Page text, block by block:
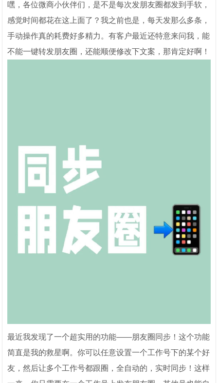
嘿，各位微商小伙伴们，是不是每次发朋友圈都发到手软，
感觉时间都花在这上面了？我之前也是，每天发那么多条，
手动操作真的耗费好多精力。有客户最近还特意来问我，能
不能一键转发朋友圈，还能顺便修改下文案，那肯定好啊！
最近我发现了一个超实用的功能——朋友圈同步！这个功能
简直是我的救星啊。你可以任意设置一个工作号下的某个好
友，然后让多个工作号都跟圈，全自动的，实时同步！这样